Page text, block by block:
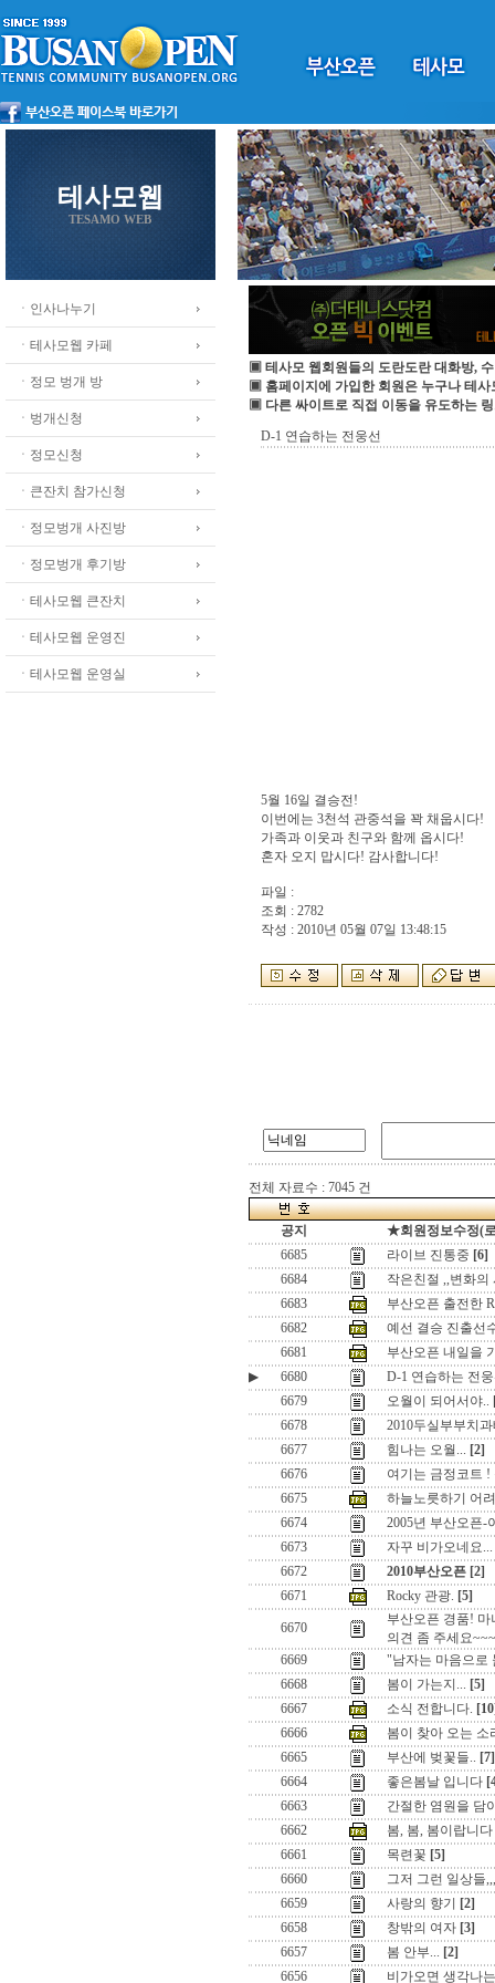
테사모웹
TESAMO WEB
ㆍ인사나누기
ㆍ테사모웹 카페
ㆍ정모 벙개 방
ㆍ벙개신청
ㆍ정모신청
ㆍ큰잔치 참가신청
ㆍ정모벙개 사진방
ㆍ정모벙개 후기방
ㆍ테사모웹 큰잔치
ㆍ테사모웹 운영진
ㆍ테사모웹 운영실
▣ 테사모 웹회원들의 도란도란 대화방,
▣ 홈페이지에 가입한 회원은 누구나 테사
▣ 다른 싸이트로 직접 이동을 유도하는
D-1 연습하는 전웅선
5월 16일 결승전!
이번에는 3천석 관중석을 꽉 채웁시다!
가족과 이웃과 친구와 함께 옵시다!
혼자 오지 맙시다! 감사합니다!
파일 :
조회 : 2782
작성 : 2010년 05월 07일 13:48:15
전체 자료수 : 7045 건
공지
★회원정보수정(
6685
라이브 진통중 [6]
6684
작은친절 ,,변화의
6683
부산오픈 출전한
6682
예선 결승 진출선
6681
부산오픈 내일을
▶
6680
D-1 연습하는 전
6679
오월이 되어서야..
6678
2010두실부부치
6677
힘나는 오월... [2]
6676
여기는 금정코트
6675
하늘노릇하기 어
6674
2005년 부산오픈-
6673
자꾸 비가오네요...
6672
2010부산오픈 [2]
6671
Rocky 관광. [5]
6670
부산오픈 경품! 마
의견 좀 주세요~~~
6669
"남자는 마음으로
6668
봄이 가는지... [5]
6667
소식 전합니다.
6666
봄이 찾아 오는 소
6665
부산에 벚꽃들.. [7]
6664
좋은봄날 입니다
6663
간절한 염원을 담
6662
봄, 봄, 봄이랍니다
6661
목련꽃 [5]
6660
그저 그런 일상들,,,
6659
사랑의 향기
[2]
6658
창밖의 여자 [3]
6657
봄 안부... [2]
6656
비가오면 생각나